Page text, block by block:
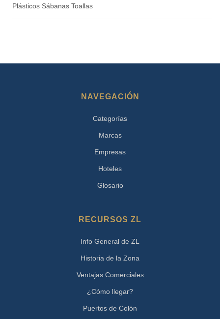
Plásticos Sábanas Toallas
NAVEGACIÓN
Categorías
Marcas
Empresas
Hoteles
Glosario
RECURSOS ZL
Info General de ZL
Historia de la Zona
Ventajas Comerciales
¿Cómo llegar?
Puertos de Colón